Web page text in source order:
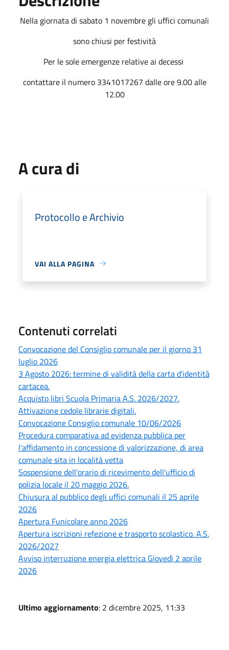
Nella giornata di sabato 1 novembre gli uffici comunali
sono chiusi per festività
Per le sole emergenze relative ai decessi
contattare il numero 3341017267 dalle ore 9.00 alle
12.00
A cura di
Protocollo e Archivio
VAI ALLA PAGINA
Contenuti correlati
Convocazione del Consiglio comunale per il giorno 31
luglio 2026
3 Agosto 2026: termine di validità della carta d'identità
cartacea.
Acquisto libri Scuola Primaria A.S. 2026/2027.
Attivazione cedole librarie digitali.
Convocazione Consiglio comunale 10/06/2026
Procedura comparativa ad evidenza pubblica per
l'affidamento in concessione di valorizzazione, di area
comunale sita in località vetta
Sospensione dell'orario di ricevimento dell'ufficio di
polizia locale il 20 maggio 2026.
Chiusura al pubblico degli uffici comunali il 25 aprile
2026
Apertura Funicolare anno 2026
Apertura iscrizioni refezione e trasporto scolastico. A.S.
2026/2027
Avviso interruzione energia elettrica Giovedì 2 aprile
2026
Ultimo aggiornamento: 2 dicembre 2025, 11:33